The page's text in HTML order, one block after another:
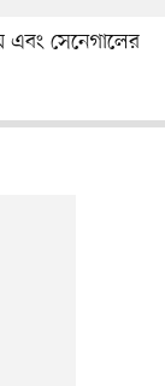
এবং সেনেগালের